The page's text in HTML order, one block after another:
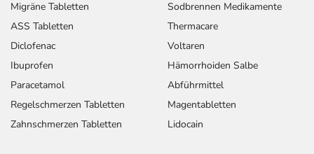
Migräne Tabletten
ASS Tabletten
Diclofenac
Ibuprofen
Paracetamol
Regelschmerzen Tabletten
Zahnschmerzen Tabletten
Sodbrennen Medikamente
Thermacare
Voltaren
Hämorrhoiden Salbe
Abführmittel
Magentabletten
Lidocain